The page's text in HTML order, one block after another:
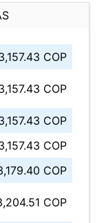
COP
COP
COP
COP
COP
COP